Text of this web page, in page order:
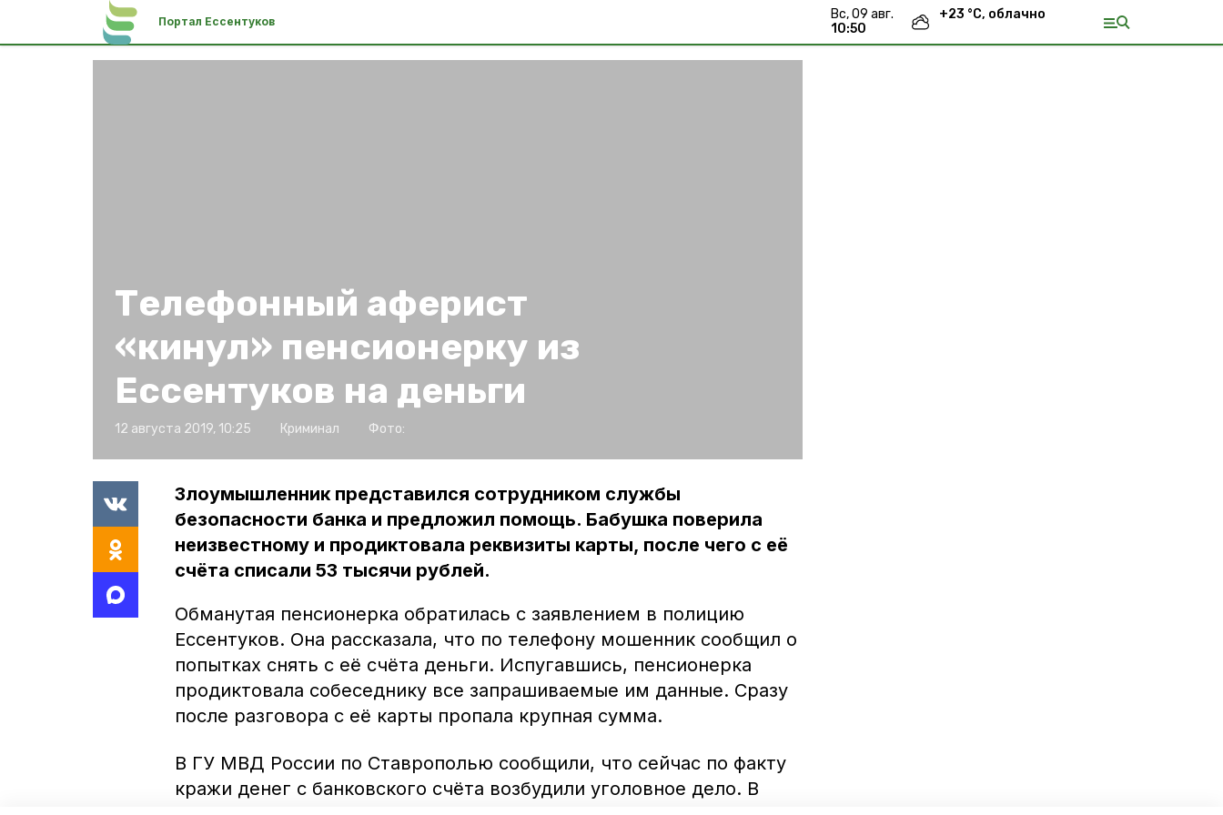
Портал Ессентуков
вс, 09 авг.
10:50
+23 °С, облачно
Телефонный аферист
«кинул» пенсионерку из
Ессентуков на деньги
12 августа 2019, 10:25 Криминал Фото:
Злоумышленник представился сотрудником службы
безопасности банка и предложил помощь. Бабушка поверила
неизвестному и продиктовала реквизиты карты, после чего с её
счёта списали 53 тысячи рублей.
Обманутая пенсионерка обратилась с заявлением в полицию
Ессентуков. Она рассказала, что по телефону мошенник сообщил о
попытках снять с её счёта деньги. Испугавшись, пенсионерка
продиктовала собеседнику все запрашиваемые им данные. Сразу
после разговора с её карты пропала крупная сумма.
В ГУ МВД России по Ставрополью сообщили, что сейчас по факту
кражи денег с банковского счёта возбудили уголовное дело. В